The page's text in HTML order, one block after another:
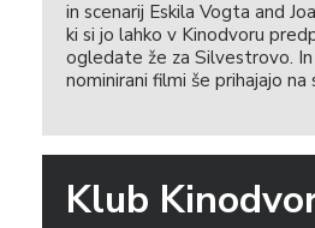
in scenarij Eskila Vogta and
ki si jo lahko v Kinodvoru
ogledate že za Silvestrovo.
nominirani filmi še prihajajo
Klub